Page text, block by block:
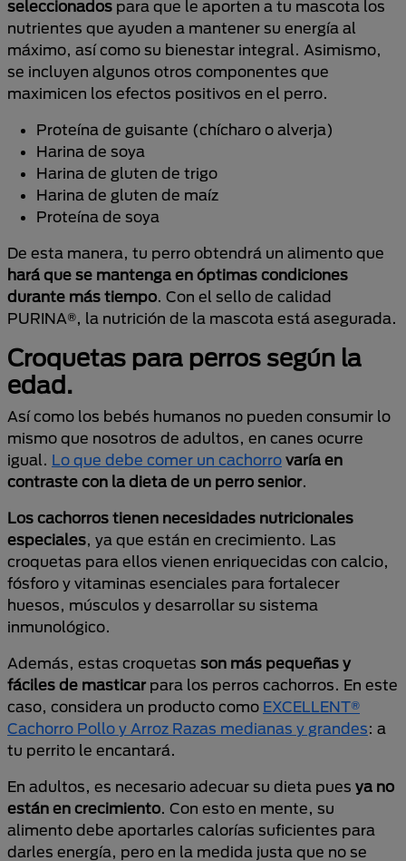
seleccionados para que le aporten a tu mascota los
nutrientes que ayuden a mantener su energía al
máximo, así como su bienestar integral. Asimismo,
se incluyen algunos otros componentes que
maximicen los efectos positivos en el perro.
Proteína de guisante (chícharo o alverja)
Harina de soya
Harina de gluten de trigo
Harina de gluten de maíz
Proteína de soya
De esta manera, tu perro obtendrá un alimento que
hará que se mantenga en óptimas condiciones
durante más tiempo. Con el sello de calidad
PURINA®, la nutrición de la mascota está asegurada.
Croquetas para perros según la
edad.
Así como los bebés humanos no pueden consumir lo
mismo que nosotros de adultos, en canes ocurre
igual. Lo que debe comer un cachorro varía en
contraste con la dieta de un perro senior.
Los cachorros tienen necesidades nutricionales
especiales, ya que están en crecimiento. Las
croquetas para ellos vienen enriquecidas con calcio,
fósforo y vitaminas esenciales para fortalecer
huesos, músculos y desarrollar su sistema
inmunológico.
Además, estas croquetas son más pequeñas y
fáciles de masticarpara los perros cachorros. En este
caso, considera un producto como EXCELLENT®
Cachorro Pollo y Arroz Razas medianas y grandes: a
tu perrito le encantará.
En adultos, es necesario adecuar su dieta pues ya no
están en crecimiento. Con esto en mente, su
alimento debe aportarles calorías suficientes para
darles energía, pero en la medida justa que no se